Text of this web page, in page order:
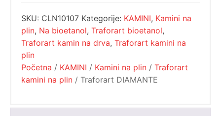
SKU: CLN10107 Kategorije: KAMINI, Kamini na
plin, Na bioetanol, Traforart bioetanol,
Traforart kamin na drva, Traforart kamini na
plin
Početna / KAMINI / Kamini na plin / Traforart
kamini na plin / Traforart DIAMANTE